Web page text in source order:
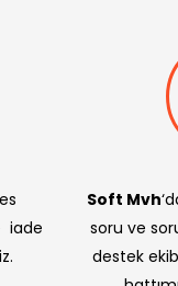
iade
Soft Mvh
soru ve
destek